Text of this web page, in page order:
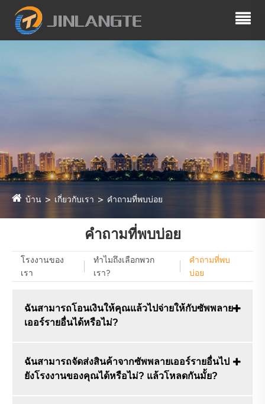
บ้าน เกี่ยวกับเรา คำถามที่พบบ่อย
คำถามที่พบบ่อย
โรงงานของ
เรา
ทำไมถึงเลือกพวก
เรา?
คำถามที่พบ
บ่อย
ฉันสามารถโอนเงินให้คุณแล้วไปจ่ายให้กับซัพพลาย
เออร์รายอื่นได้หรือไม่?
ฉันสามารถจัดส่งสินค้าจากซัพพลายเออร์รายอื่นไป
ยังโรงงานของคุณได้หรือไม่? แล้วโหลดกันมั้ย?